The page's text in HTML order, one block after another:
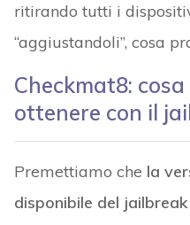
ritirando tutti i
“aggiustandoli”, cosa
Checkmat8:
ottenere con il
Premettiamo che la
disponibile del